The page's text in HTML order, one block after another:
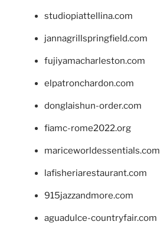
studiopiattellina.com
jannagrillspringfield.com
fujiyamacharleston.com
elpatronchardon.com
donglaishun-order.com
fiamc-rome2022.org
mariceworldessentials.com
lafisheriarestaurant.com
915jazzandmore.com
aguadulce-countryfair.com